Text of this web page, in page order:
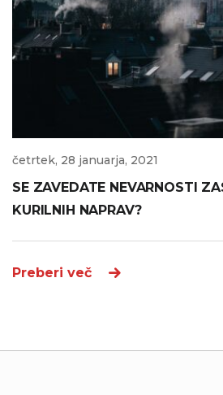
četrtek, 28 januarja, 2021
SE ZAVEDATE NEVARNOSTI
KURILNIH NAPRAV?
Preberi več